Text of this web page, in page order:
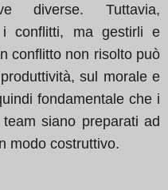
diverse. Tuttavia,
conflitti, ma gestirli e
conflitto non risolto può
sul morale e
fondamentale che i
siano preparati ad
modo costruttivo.